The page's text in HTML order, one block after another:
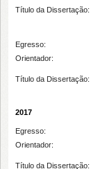
Título da Dissertação:
Egresso:
Orientador:
Título da Dissertação:
2017
Egresso:
Orientador:
Título da Dissertação: